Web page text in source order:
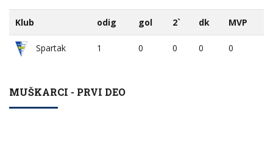
Klub odig gol 2` dk MVP
Spartak 1 0 0 0 0
MUŠKARCI - PRVI DEO